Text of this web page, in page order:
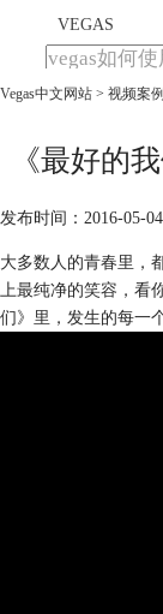
VEGAS
首页
下载
教程
购买
Vegas中文网站 > 视频案例
《最好的
发布时间：2016-05-
大多数人的青春里，
上最纯净的笑容，
们》里，发生的每一